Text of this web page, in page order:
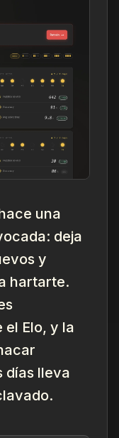
una
deja
y
hartarte.
el Elo, y la
días lleva